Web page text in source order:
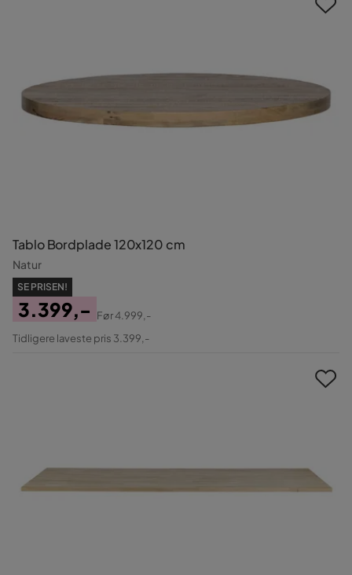
Tablo Bordplade 120x120 cm
Natur
SE PRISEN!
Pris
3.399,-
Original
Før4.999,-
Tidligere laveste pris 3.399,-